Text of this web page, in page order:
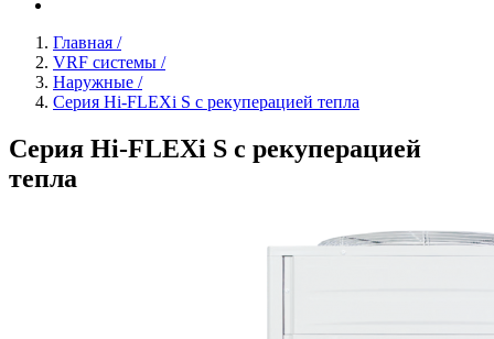
Главная /
VRF системы /
Наружные /
Серия Hi-FLEXi S с рекуперацией тепла
Серия Hi-FLEXi S с рекуперацией
тепла